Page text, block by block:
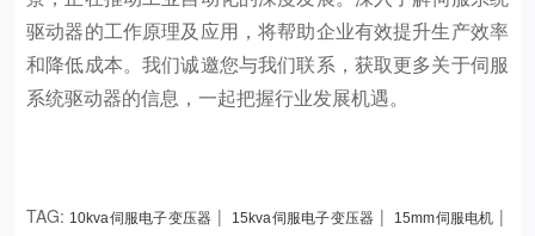
驱动器的工作原理及应用，将帮助企业有效提升生产效率
和降低成本。我们诚邀您与我们联系，获取更多关于伺服
系统驱动器的信息，一起把握行业发展机遇。
TAG: 10kva伺服电子变压器 | 15kva伺服电子变压器 | 15mm伺服电机 |